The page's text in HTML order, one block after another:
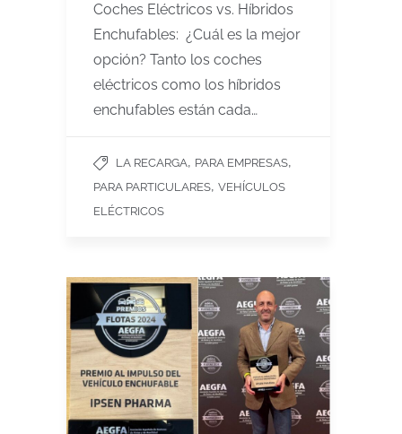
Coches Eléctricos vs. Híbridos
Enchufables: ¿Cuál es la mejor
opción? Tanto los coches
eléctricos como los híbridos
enchufables están cada…
LA RECARGA, PARA EMPRESAS,
PARA PARTICULARES, VEHÍCULOS
ELÉCTRICOS